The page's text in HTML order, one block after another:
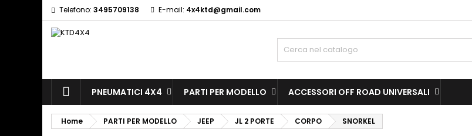
Telefono: 3495709138 E-mail: 4x4ktd@gmail.com
PNEUMATICI 4X4 PARTI PER MODELLO ACCESSORI OFF ROAD UNIVERSALI
Home PARTI PER MODELLO JEEP JL 2 PORTE CORPO SNORKEL
Add to wishlist
((modalTitle))
((confirmMessage))
((title))
Sign in
You need to be logged in to save products in your